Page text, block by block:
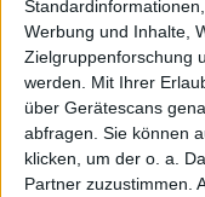
Werbung und Inhalte,
Zielgruppenforschung
werden.
Mit Ihrer
über Gerätescans
abfragen. Sie können
klicken, um der o. a.
Partner zuzustimmen.
Nach Wertung
von
bis